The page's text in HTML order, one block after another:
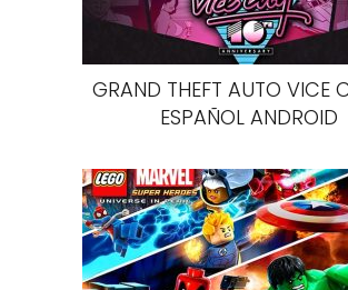
GRAND THEFT AUTO VICE
ESPAÑOL ANDROID